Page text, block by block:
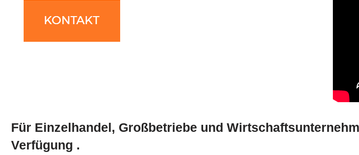
Für Einzelhandel, Großbetriebe und
Verfügung .